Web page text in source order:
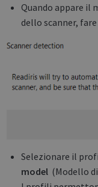
Quando appare il
dello scanner, fare
Selezionare il
model (Modello